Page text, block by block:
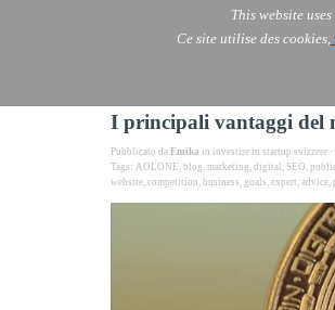
This website
Ce site utilise des cookies,
AOLONE ITALIA
I principali vantaggi del
Pubblicato da Emika in investire in startup svizzere
Tags: AOLONE, blog, marketing, digital , SEO,
website, competition, business, goals, expert, advice,